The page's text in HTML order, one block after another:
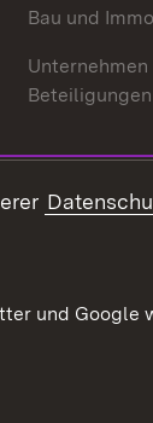
Bau und
Unternehmen
Beteiligungen
und Google